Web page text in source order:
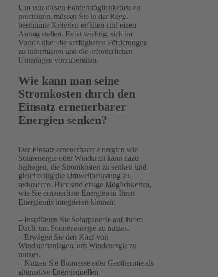
Um von diesen Fördermöglichkeiten zu
profitieren, müssen Sie in der Regel
bestimmte Kriterien erfüllen und einen
Antrag stellen. Es ist wichtig, sich im
Voraus über die verfügbaren Förderungen
zu informieren und die erforderlichen
Unterlagen vorzubereiten.
Wie kann man seine
Stromkosten durch den
Einsatz erneuerbarer
Energien senken?
Der Einsatz erneuerbarer Energien wie
Solarenergie oder Windkraft kann dazu
beitragen, die Stromkosten zu senken und
gleichzeitig die Umweltbelastung zu
reduzieren. Hier sind einige Möglichkeiten,
wie Sie erneuerbare Energien in Ihren
Energiemix integrieren können:
– Installieren Sie Solarpaneele auf Ihrem
Dach, um Sonnenenergie zu nutzen.
– Erwägen Sie den Kauf von
Windkraftanlagen, um Windenergie zu
nutzen.
– Nutzen Sie Biomasse oder Geothermie als
alternative Energiequellen.